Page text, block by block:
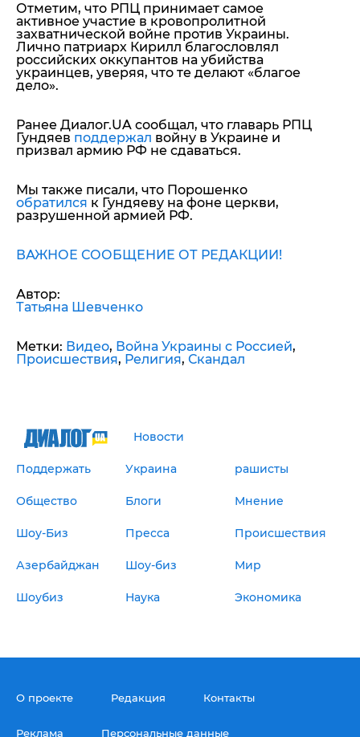
Отметим, что РПЦ принимает самое
активное участие в кровопролитной
захватнической войне против Украины.
Лично патриарх Кирилл благословлял
российских оккупантов на убийства
украинцев, уверяя, что те делают «благое
дело».
Ранее Диалог.UA сообщал, что главарь РПЦ
Гундяев поддержал войну в Украине и
призвал армию РФ не сдаваться.
Мы также писали, что Порошенко
обратился к Гундяеву на фоне церкви,
разрушенной армией РФ.
ВАЖНОЕ СООБЩЕНИЕ ОТ РЕДАКЦИИ!
Автор:
Татьяна Шевченко
Метки: Видео, Война Украины с Россией,
Происшествия, Религия, Скандал
Новости
Поддержать Украина рашисты
Общество Блоги Мнение
Шоу-Биз Пресса Происшествия
Азербайджан Шоу-биз Мир
Шоубиз Наука Экономика
О проекте Редакция Контакты
Реклама Персональные данные